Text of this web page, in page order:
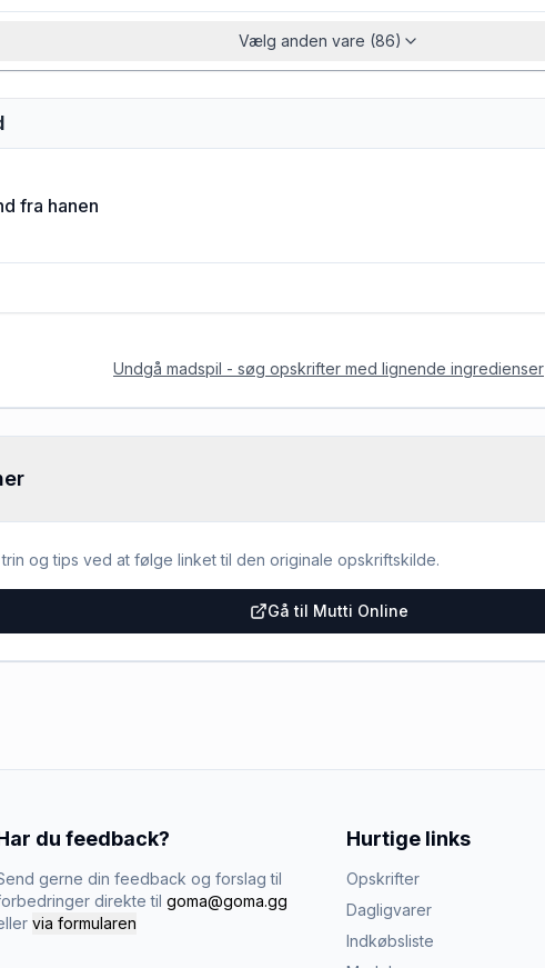
Vælg anden vare (86)
fra hanen
Undgå madspil - søg opskrifter med lignende ingredienser
og tips ved at følge linket til den originale opskriftskilde.
Gå til Mutti Online
du feedback?
gerne din feedback og forslag til
direkte til goma@goma.gg
via formularen
Hurtige links
Opskrifter
Dagligvarer
Indkøbsliste